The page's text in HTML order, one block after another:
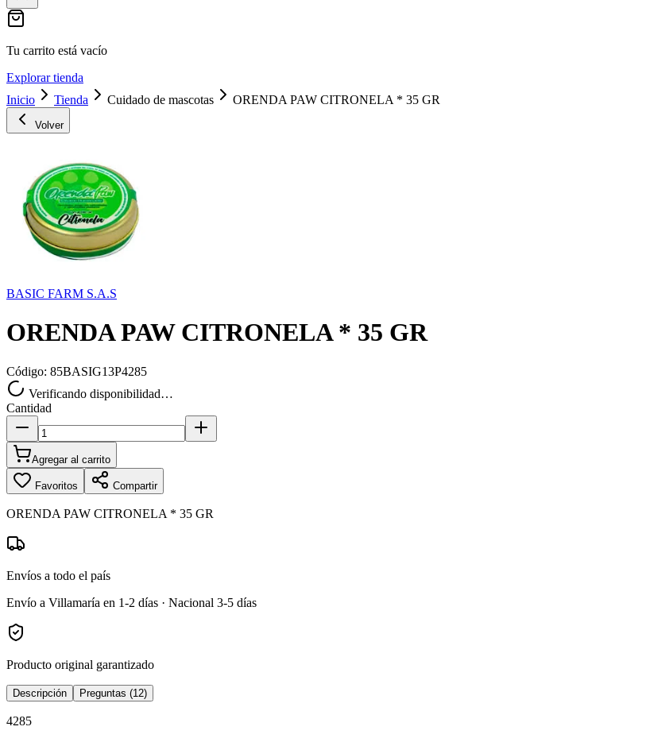
Tu carrito está vacío
Explorar tienda
Inicio
Tienda Cuidado de mascotas ORENDA PAW CITRONELA * 35 GR
Volver
BASIC FARM S.A.S
ORENDA PAW CITRONELA * 35 GR
Código: 85BASIG13P4285
Verificando disponibilidad…
Cantidad
Agregar al carrito
Favoritos Compartir
ORENDA PAW CITRONELA * 35 GR
Envíos a todo el país
Envío a Villamaría en 1-2 días · Nacional 3-5 días
Producto original garantizado
Descripción Preguntas (12)
4285